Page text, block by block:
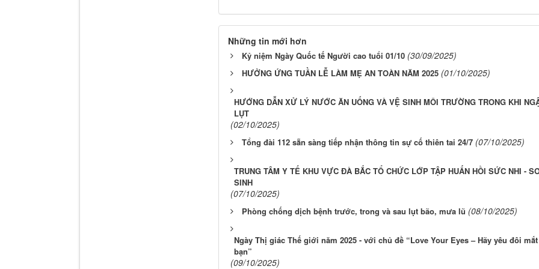
Những tin mới hơn
Kỷ niệm Ngày Quốc tế Người cao tuổi 01/10 (30/09/2025)
HƯỞNG ỨNG TUẦN LỄ LÀM MẸ AN TOÀN NĂM 2025 (01/10/2025)
HƯỚNG DẪN XỬ LÝ NƯỚC ĂN UỐNG VÀ VỆ SINH MÔI TRƯỜNG TRONG KHI
LỤT
(02/10/2025)
Tổng đài 112 sẵn sàng tiếp nhận thông tin sự cố thiên tai 24/7 (07/10/2025)
TRUNG TÂM Y TẾ KHU VỰC ĐÀ BẮC TỔ CHỨC LỚP TẬP HUẤN HỒI SỨC NHI -
SINH
(07/10/2025)
Phòng chống dịch bệnh trước, trong và sau lụt bão, mưa lũ (08/10/2025)
Ngày Thị giác Thế giới năm 2025 - với chủ đề “Love Your Eyes – Hãy yêu đôi mắt
bạn”
(09/10/2025)